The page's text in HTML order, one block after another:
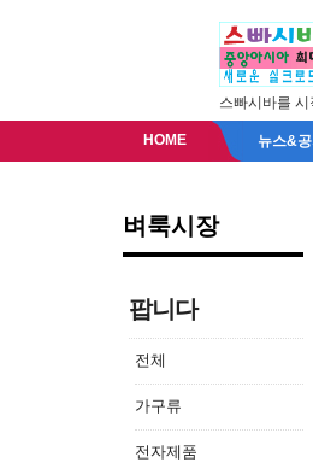
스빠시바를
HOME 뉴스&공
벼룩시장
팝니다
전체
가구류
전자제품